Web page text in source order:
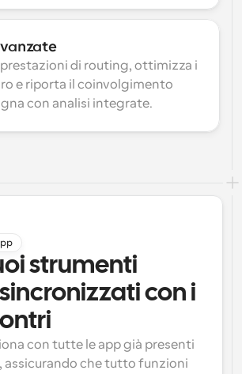
di routing, ottimizza i
e riporta il coinvolgimento
con analisi integrate.
strumenti
con i
con tutte le app già presenti
assicurando che tutto funzioni